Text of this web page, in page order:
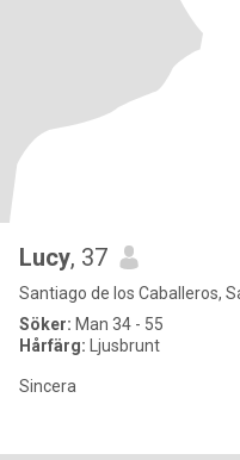
Lucy, 37
Santiago de los Caballeros,
Söker: Man 34 - 55
Hårfärg: Ljusbrunt
Sincera